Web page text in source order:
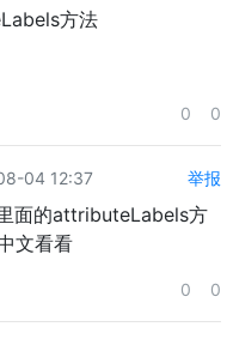
方法
0 0
04 12:37 举报
面的attributeLabels方
文看看
0 0